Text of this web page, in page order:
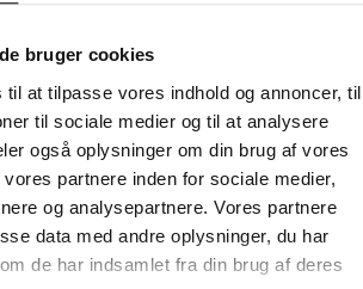
bruger cookies
til at tilpasse vores indhold og annoncer, til
til sociale medier og til at analysere
også oplysninger om din brug af vores
partnere inden for sociale medier,
og analysepartnere. Vores partnere
data med andre oplysninger, du har
de har indsamlet fra din brug af deres
fra de store vinduespartier, der
rum, som du har lyst til at
er det store køkkenalrum og
det er alle boliger designet med
rummelige badeværelser med
et mindre depotrum til opbevaring eller
in-closet.